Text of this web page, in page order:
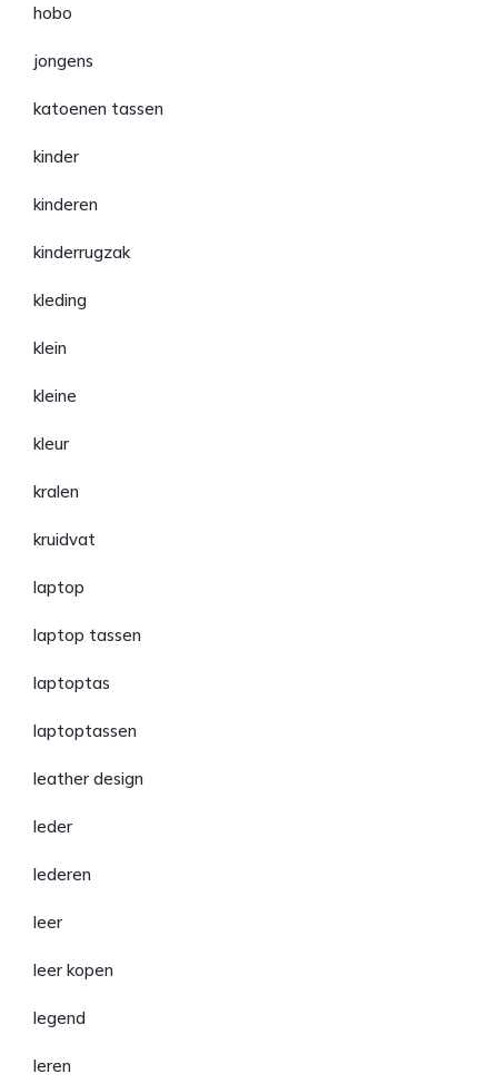
hobo
jongens
katoenen tassen
kinder
kinderen
kinderrugzak
kleding
klein
kleine
kleur
kralen
kruidvat
laptop
laptop tassen
laptoptas
laptoptassen
leather design
leder
lederen
leer
leer kopen
legend
leren